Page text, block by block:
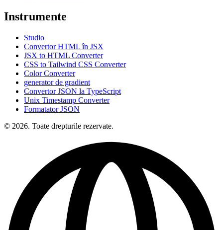
Instrumente
Studio
Convertor HTML în JSX
JSX to HTML Converter
CSS to Tailwind CSS Converter
Color Converter
generator de gradient
Convertor JSON la TypeScript
Unix Timestamp Converter
Formatator JSON
© 2026. Toate drepturile rezervate.